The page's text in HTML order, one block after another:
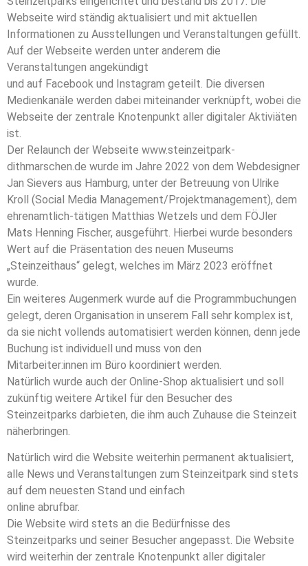
Webseite wird ständig aktualisiert und mit aktuellen
Informationen zu Ausstellungen und Veranstaltungen gefüllt.
Auf der Webseite werden unter anderem die
Veranstaltungen angekündigt
und auf Facebook und Instagram geteilt. Die diversen
Medienkanäle werden dabei miteinander verknüpft, wobei die
Webseite der zentrale Knotenpunkt aller digitaler Aktiviäten
ist.
Der Relaunch der Webseite www.steinzeitpark-
dithmarschen.de wurde im Jahre 2022 von dem Webdesigner
Jan Sievers aus Hamburg, unter der Betreuung von Ulrike
Kroll (Social Media Management/Projektmanagement), dem
ehrenamtlich-tätigen Matthias Wetzels und dem FÖJler
Mats Henning Fischer, ausgeführt. Hierbei wurde besonders
Wert auf die Präsentation des neuen Museums
„Steinzeithaus“ gelegt, welches im März 2023 eröffnet
wurde.
Ein weiteres Augenmerk wurde auf die Programmbuchungen
gelegt, deren Organisation in unserem Fall sehr komplex ist,
da sie nicht vollends automatisiert werden können, denn jede
Buchung ist individuell und muss von den
Mitarbeiter:innen im Büro koordiniert werden.
Natürlich wurde auch der Online-Shop aktualisiert und soll
zukünftig weitere Artikel für den Besucher des
Steinzeitparks darbieten, die ihm auch Zuhause die Steinzeit
näherbringen.
Natürlich wird die Website weiterhin permanent aktualisiert,
alle News und Veranstaltungen zum Steinzeitpark sind stets
auf dem neuesten Stand und einfach
online abrufbar.
Die Website wird stets an die Bedürfnisse des
Steinzeitparks und seiner Besucher angepasst. Die Website
wird weiterhin der zentrale Knotenpunkt aller digitaler